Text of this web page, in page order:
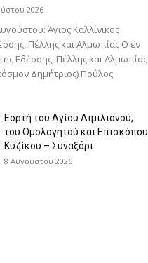
2026
Άγιος Καλλίνικος
Πέλλης και Αλμωπίας Ο εν
Εδέσσης, Πέλλης και Αλμωπίας
Δημήτριος) Πούλος
Εορτή του Αγίου Αιμιλιανού,
του Ομολογητού και Επισκόπου
Κυζίκου – Συναξάρι
8 Αυγούστου 2026